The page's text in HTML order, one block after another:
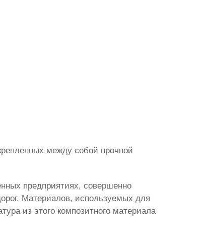
между собой прочной
предприятиях, совершенно
Материалов, используемых для
из этого композитного материала